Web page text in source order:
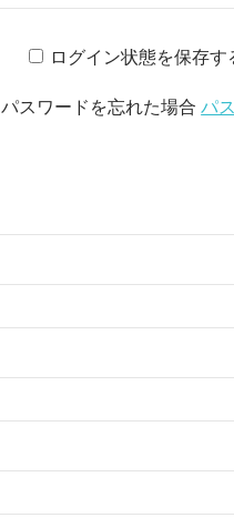
ログイン状態を保存す
パスワードを忘れた場合パ